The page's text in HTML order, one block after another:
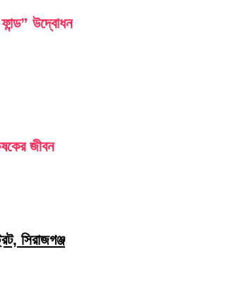
উদ্বোধন
জীবন
সিরাজগঞ্জ